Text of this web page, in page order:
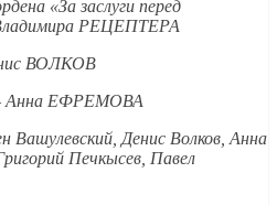
«За заслуги перед
РЕЦЕПТЕРА
ВОЛКОВ
Анна ЕФРЕМОВА
Вашулевский, Денис Волков, Анна
Печкысев, Павел